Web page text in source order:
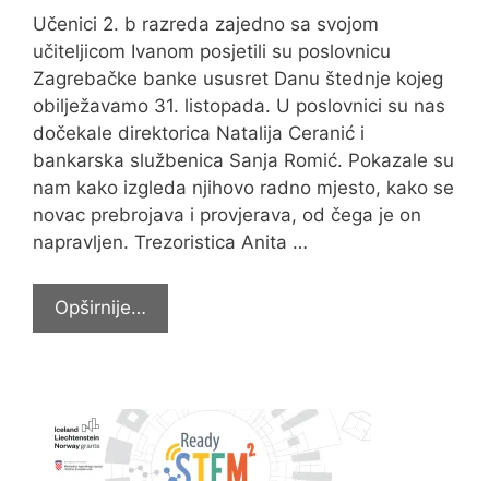
Učenici 2. b razreda zajedno sa svojom
učiteljicom Ivanom posjetili su poslovnicu
Zagrebačke banke ususret Danu štednje kojeg
obilježavamo 31. listopada. U poslovnici su nas
dočekale direktorica Natalija Ceranić i
bankarska službenica Sanja Romić. Pokazale su
nam kako izgleda njihovo radno mjesto, kako se
novac prebrojava i provjerava, od čega je on
napravljen. Trezoristica Anita …
Opširnije…
banci
štednje